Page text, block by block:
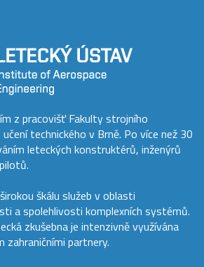
z pracovišť Fakulty strojního
technického v Brně. Po více než 30
leteckých konstruktérů, inženýrů
škálu služeb v oblasti
a spolehlivosti komplexních systémů.
zkušebna je intenzivně využívána
zahraničními partnery.